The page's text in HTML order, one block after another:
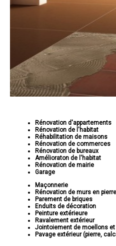
Rénovation d'appartements
Rénovation de l'habitat
Réhabilitation de maisons
Rénovation de commerces
Rénovation de bureaux
Amélioraton de l'habitat
Rénovation de mairie
Garage
Maçonnerie
Rénovation de murs en
Parement de briques
Enduits de décoration
Peinture extérieure
Ravalement extérieur
Jointoiement de moellons et
Pavage extérieur (pierre,